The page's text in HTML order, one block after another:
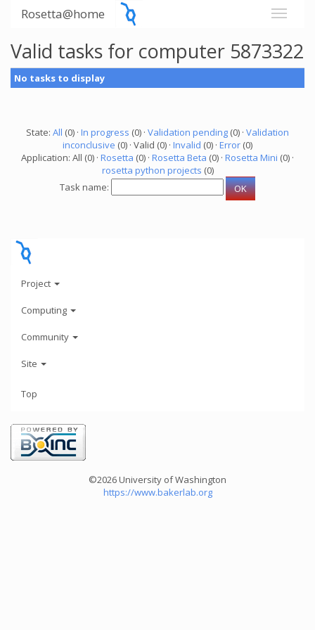
Rosetta@home
Valid tasks for computer 5873322
No tasks to display
State: All (0) · In progress (0) · Validation pending (0) · Validation
inconclusive (0) · Valid (0) · Invalid (0) · Error (0)
Application: All (0) · Rosetta (0) · Rosetta Beta (0) · Rosetta Mini (0) ·
rosetta python projects (0)
Task name:
Project
Computing
Community
Site
Top
©2026 University of Washington
https://www.bakerlab.org